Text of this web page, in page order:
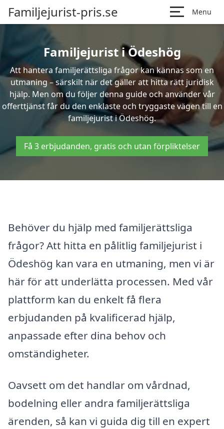
Familjejurist-pris.se Menu
Familjejurist i Ödeshög
Att hantera familjerättsliga frågor kan kännas som en
utmaning – särskilt när det gäller att hitta rätt juridisk
hjälp. Men om du följer denna guide och använder vår
offerttjänst får du den enklaste och tryggaste vägen till en
familjejurist i Ödeshög.
Få 3 erbjudanden, gratis och utan förpliktelser
Behöver du hjälp med familjerättsliga
frågor? Att hitta en pålitlig familjejurist i
Ödeshög kan vara en utmaning, men vi är
här för att underlätta processen. Med vår
plattform kan du enkelt få flera
erbjudanden på kvalificerad hjälp,
anpassade efter dina behov och
omständigheter.
Oavsett om det handlar om vårdnad,
bodelning eller andra familjerättsliga
ärenden, så kan vi guida dig till en expert